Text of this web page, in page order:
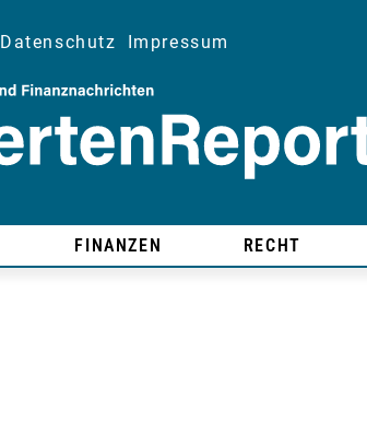
Datenschutz Impressum
FINANZEN RECHT